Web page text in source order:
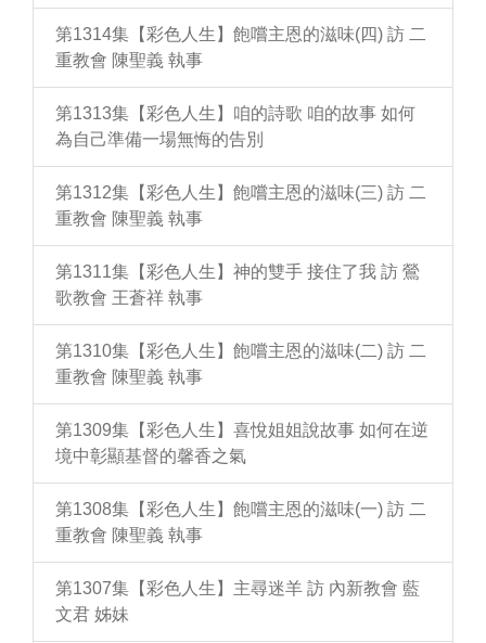
第1314集【彩色人生】飽嚐主恩的滋味(四) 訪 二
重教會 陳聖義 執事
第1313集【彩色人生】咱的詩歌 咱的故事 如何
為自己準備一場無悔的告別
第1312集【彩色人生】飽嚐主恩的滋味(三) 訪 二
重教會 陳聖義 執事
第1311集【彩色人生】神的雙手 接住了我 訪 鶯
歌教會 王蒼祥 執事
第1310集【彩色人生】飽嚐主恩的滋味(二) 訪 二
重教會 陳聖義 執事
第1309集【彩色人生】喜悅姐姐說故事 如何在逆
境中彰顯基督的馨香之氣
第1308集【彩色人生】飽嚐主恩的滋味(一) 訪 二
重教會 陳聖義 執事
第1307集【彩色人生】主尋迷羊 訪 內新教會 藍
文君 姊妹